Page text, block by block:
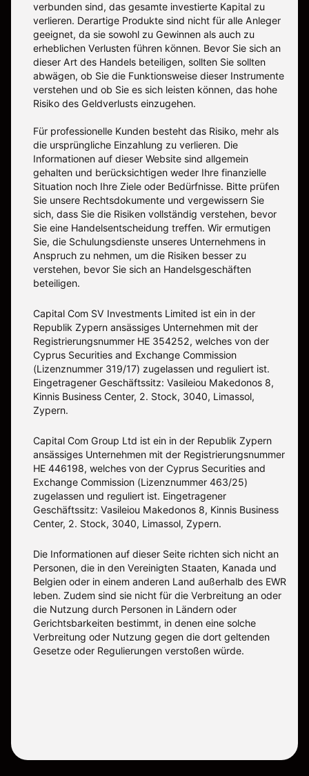
verbunden sind, das gesamte investierte Kapital zu
verlieren. Derartige Produkte sind nicht für alle Anleger
geeignet, da sie sowohl zu Gewinnen als auch zu
erheblichen Verlusten führen können. Bevor Sie sich an
dieser Art des Handels beteiligen, sollten Sie sollten
abwägen, ob Sie die Funktionsweise dieser Instrumente
verstehen und ob Sie es sich leisten können, das hohe
Risiko des Geldverlusts einzugehen.
Für professionelle Kunden besteht das Risiko, mehr als
die ursprüngliche Einzahlung zu verlieren. Die
Informationen auf dieser Website sind allgemein
gehalten und berücksichtigen weder Ihre finanzielle
Situation noch Ihre Ziele oder Bedürfnisse. Bitte prüfen
Sie unsere Rechtsdokumente und vergewissern Sie
sich, dass Sie die Risiken vollständig verstehen, bevor
Sie eine Handelsentscheidung treffen. Wir ermutigen
Sie, die Schulungsdienste unseres Unternehmens in
Anspruch zu nehmen, um die Risiken besser zu
verstehen, bevor Sie sich an Handelsgeschäften
beteiligen.
Capital Com SV Investments Limited ist ein in der
Republik Zypern ansässiges Unternehmen mit der
Registrierungsnummer HE 354252, welches von der
Cyprus Securities and Exchange Commission
(Lizenznummer 319/17) zugelassen und reguliert ist.
Eingetragener Geschäftssitz: Vasileiou Makedonos 8,
Kinnis Business Center, 2. Stock, 3040, Limassol,
Zypern.
Capital Com Group Ltd ist ein in der Republik Zypern
ansässiges Unternehmen mit der Registrierungsnummer
ΗΕ 446198, welches von der Cyprus Securities and
Exchange Commission (Lizenznummer 463/25)
zugelassen und reguliert ist. Eingetragener
Geschäftssitz: Vasileiou Makedonos 8, Kinnis Business
Center, 2. Stock, 3040, Limassol, Zypern.
Die Informationen auf dieser Seite richten sich nicht an
Personen, die in den Vereinigten Staaten, Kanada und
Belgien oder in einem anderen Land außerhalb des EWR
leben. Zudem sind sie nicht für die Verbreitung an oder
die Nutzung durch Personen in Ländern oder
Gerichtsbarkeiten bestimmt, in denen eine solche
Verbreitung oder Nutzung gegen die dort geltenden
Gesetze oder Regulierungen verstoßen würde.